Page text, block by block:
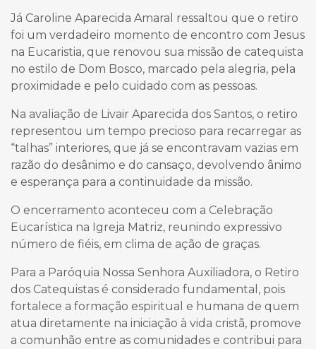
Já Caroline Aparecida Amaral ressaltou que o retiro
foi um verdadeiro momento de encontro com Jesus
na Eucaristia, que renovou sua missão de catequista
no estilo de Dom Bosco, marcado pela alegria, pela
proximidade e pelo cuidado com as pessoas.
Na avaliação de Livair Aparecida dos Santos, o retiro
representou um tempo precioso para recarregar as
“talhas” interiores, que já se encontravam vazias em
razão do desânimo e do cansaço, devolvendo ânimo
e esperança para a continuidade da missão.
O encerramento aconteceu com a Celebração
Eucarística na Igreja Matriz, reunindo expressivo
número de fiéis, em clima de ação de graças.
Para a Paróquia Nossa Senhora Auxiliadora, o Retiro
dos Catequistas é considerado fundamental, pois
fortalece a formação espiritual e humana de quem
atua diretamente na iniciação à vida cristã, promove
a comunhão entre as comunidades e contribui para